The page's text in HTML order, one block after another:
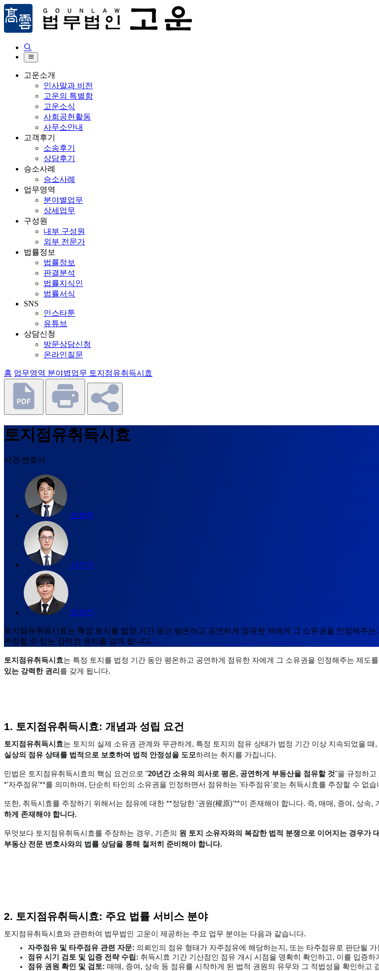


고운소개
인사말과 비전
고운의 특별함
고운소식
사회공헌활동
사무소안내
고객후기
소송후기
상담후기
승소사례
승소사례
업무영역
분야별업무
상세업무
구성원
내부 구성원
외부 전문가
법률정보
법률정보
판결분석
법률지식인
법률서식
SNS
인스타툰
유튜브
상담신청
방문상담신청
온라인질문
홈 업무영역 분야볍업무 토지점유취득시효
토지점유취득시효
사건 변호사
조철현
서진수
정광진
토지점유취득시효는 특정 토지를 법정 기간 동안 평온하고 공연하게 점유한 자에게 그 소유권을 인정해주
주장할 수 있는 강력한 권리를 갖게 됩니다.
토지점유취득시효는 특정 토지를 법정 기간 동안 평온하고 공연하게 점유한 자에게 그 소유권을 인정해주는 제도
있는 강력한 권리 를 갖게 됩니다.
1. 토지점유취득시효: 개념과 성립 요건
토지점유취득시효는 토지의 실제 소유권 관계와 무관하게, 특정 토지의 점유 상태가 법정 기간 이상 지속되었을
실상의 점유 상태를 법적으로 보호하여 법적 안정성을 도모하려는 취지를 가집니다.
민법은 토지점유취득시효의 핵심 요건으로 "20년간 소유의 의사로 평온, 공연하게 부동산을 점유할 것"을 규정하고
*'자주점유'**를 의미하며, 단순히 타인의 소유권을 인정하면서 점유하는 '타주점유'로는 취득시효를 주장할 수 없습
또한, 취득시효를 주장하기 위해서는 점유에 대한 **정당한 '권원(權原)'**이 존재해야 합니다. 즉, 매매, 증여, 상속
하게 존재해야 합니다.
무엇보다 토지점유취득시효를 주장하는 경우, 기존의 원 토지 소유자와의 복잡한 법적 분쟁으로 이어지는 경우가
부동산 전문 변호사와의 법률 상담을 통해 철저히 준비해야 합니다.
2. 토지점유취득시효: 주요 법률 서비스 분야
토지점유취득시효와 관련하여 법무법인 고운이 제공하는 주요 업무 분야는 다음과 같습니다.
자주점유 및 타주점유 관련 자문: 의뢰인의 점유 형태가 자주점유에 해당하는지, 또는 타주점유로 판단될
점유 시기 검토 및 입증 전략 수립: 취득시효 기간 기산점인 점유 개시 시점을 명확히 확인하고, 이를 입증하
점유 권원 확인 및 검토: 매매, 증여, 상속 등 점유를 시작하게 된 법적 권원의 유무와 그 적법성을 확인하고